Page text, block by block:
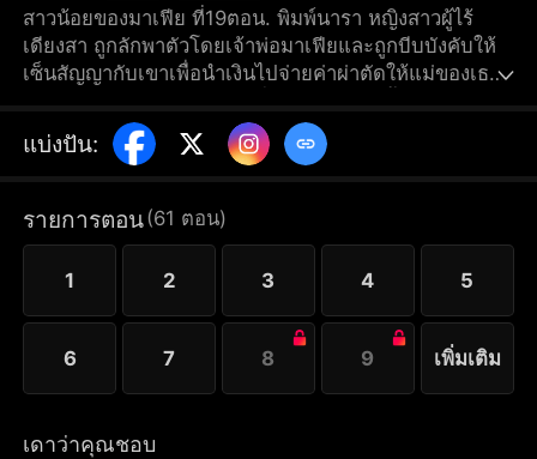
สาวน้อยของมาเฟีย ที่19ตอน. พิมพ์นารา หญิงสาวผู้ไร้
เดียงสา ถูกลักพาตัวโดยเจ้าพ่อมาเฟียและถูกบีบบังคับให้
เซ็นสัญญากับเขาเพื่อนำเงินไปจ่ายค่าผ่าตัดให้แม่ของเธอ
จากพิมพ์นารามากกว่าที่เธอคาดคิดไว้…ท่าทีภายนอกที่ดู
แข็งกระด้างของเจ้าพ่อมาเฟียเริ่มอ่อนลงเรื่อย ๆ เมื่ออยู่กับ
ของตัวเอง แต่สิ่งที่เกิดขึ้นระหว่างพวกเขาคือความรัก หรือ
เป็นเพียงแค่ผลของภาวะสตอกโฮล์มกันแน่?
แบ่งปัน:
รายการตอน(61 ตอน)
1 2 3 4 5
6 7 8 9 เพิ่มเติม
เดาว่าคุณชอบ